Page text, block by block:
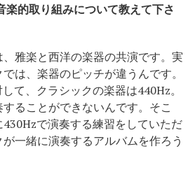
的取り組みについて教えて下さ
雅楽と西洋の楽器の共演です。実
は、楽器のピッチが違うんです。
て、クラシックの楽器は440Hz。
ることができないんです。そこ
で演奏する練習をしていただ
一緒に演奏するアルバムを作ろう